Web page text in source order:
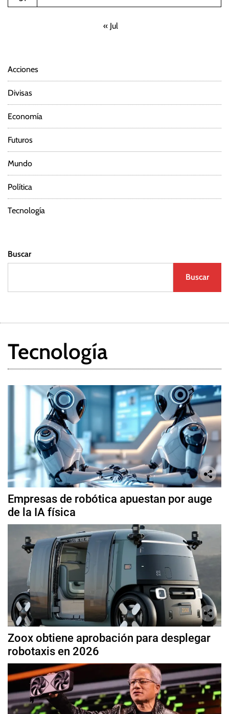
« Jul
Acciones
Divisas
Economía
Futuros
Mundo
Política
Tecnología
Buscar
Buscar
Tecnología
Empresas de robótica apuestan por auge
de la IA física
Zoox obtiene aprobación para desplegar
robotaxis en 2026